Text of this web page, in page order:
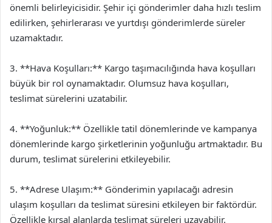
önemli belirleyicisidir. Şehir içi gönderimler daha hızlı teslim
edilirken, şehirlerarası ve yurtdışı gönderimlerde süreler
uzamaktadır.
3. **Hava Koşulları:** Kargo taşımacılığında hava koşulları
büyük bir rol oynamaktadır. Olumsuz hava koşulları,
teslimat sürelerini uzatabilir.
4. **Yoğunluk:** Özellikle tatil dönemlerinde ve kampanya
dönemlerinde kargo şirketlerinin yoğunluğu artmaktadır. Bu
durum, teslimat sürelerini etkileyebilir.
5. **Adrese Ulaşım:** Gönderimin yapılacağı adresin
ulaşım koşulları da teslimat süresini etkileyen bir faktördür.
Özellikle kırsal alanlarda teslimat süreleri uzayabilir.